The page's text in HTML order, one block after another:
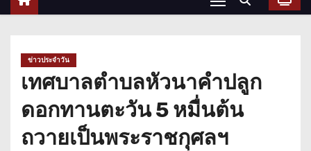
ข่าวประจำวัน
เทศบาลตำบลหัวนาคำปลูก
ดอกทานตะวัน 5 หมื่นต้น
ถวายเป็นพระราชกุศลฯ